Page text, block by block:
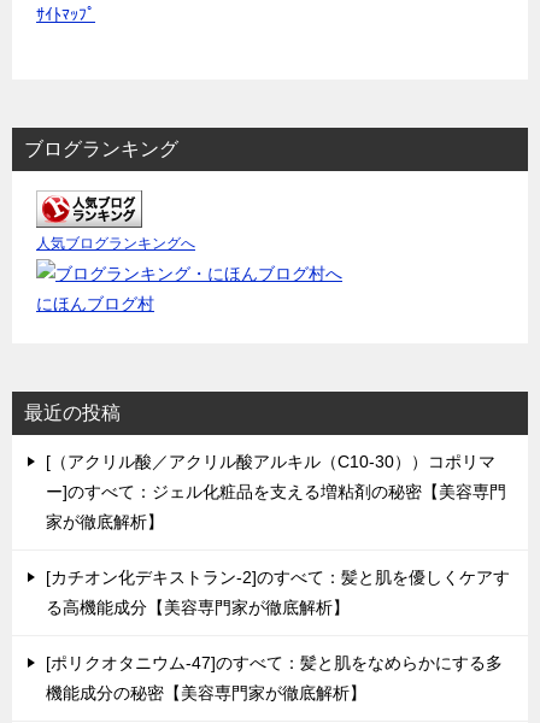
ｻｲﾄﾏｯﾌﾟ
ブログランキング
人気ブログランキングへ
にほんブログ村
最近の投稿
[（アクリル酸／アクリル酸アルキル（C10-30））コポリマ
ー]のすべて：ジェル化粧品を支える増粘剤の秘密【美容専門
家が徹底解析】
[カチオン化デキストラン-2]のすべて：髪と肌を優しくケアす
る高機能成分【美容専門家が徹底解析】
[ポリクオタニウム-47]のすべて：髪と肌をなめらかにする多
機能成分の秘密【美容専門家が徹底解析】